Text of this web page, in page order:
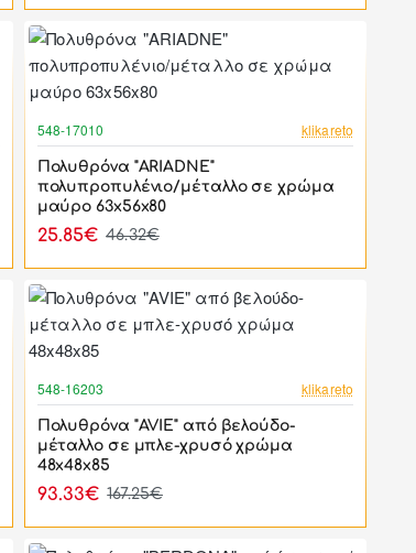
548-17010 klikareto
Πολυθρόνα "ARIADNE"
πολυπροπυλένιο/μέταλλο σε χρώμα
μαύρο 63x56x80
25.85€ 46.32€
548-16203 klikareto
Πολυθρόνα "AVIE" από βελούδο-
μέταλλο σε μπλε-χρυσό χρώμα
48x48x85
93.33€ 167.25€